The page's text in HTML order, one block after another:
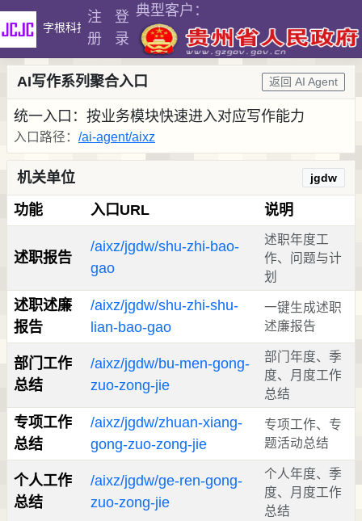
字根科技 提示词管理 Word错别字检测
注
册
登
录
典型客户：
AI写作系列聚合入口 返回 AI Agent
统一入口：按业务模块快速进入对应写作能力
入口路径： /ai-agent/aixz
机关单位 jgdw
功能 入口URL 说明
述职报告
/aixz/jgdw/shu-zhi-bao-
gao
述职年度工
作、问题与计
划
述职述廉
报告
/aixz/jgdw/shu-zhi-shu-
lian-bao-gao
一键生成述职
述廉报告
部门工作
总结
/aixz/jgdw/bu-men-gong-
zuo-zong-jie
部门年度、季
度、月度工作
总结
专项工作
总结
/aixz/jgdw/zhuan-xiang-
gong-zuo-zong-jie
专项工作、专
题活动总结
个人工作
总结
/aixz/jgdw/ge-ren-gong-
zuo-zong-jie
个人年度、季
度、月度工作
总结